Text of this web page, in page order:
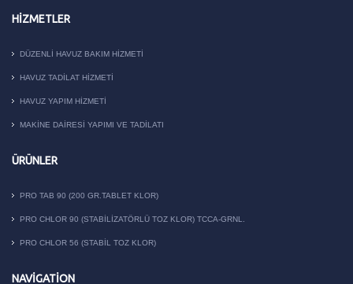
HIZMETLER
DÜZENLI HAVUZ BAKIM HIZMETI
HAVUZ TADILAT HIZMETI
HAVUZ YAPIM HIZMETI
MAKİNE DAİRESİ YAPIMI VE TADİLATI
ÜRÜNLER
PRO TAB 90 (200 GR.TABLET KLOR)
PRO CHLOR 90 (STABILIZATÖRLÜ TOZ KLOR) TCCA-GRNL.
PRO CHLOR 56 (STABIL TOZ KLOR)
NAVIGATION